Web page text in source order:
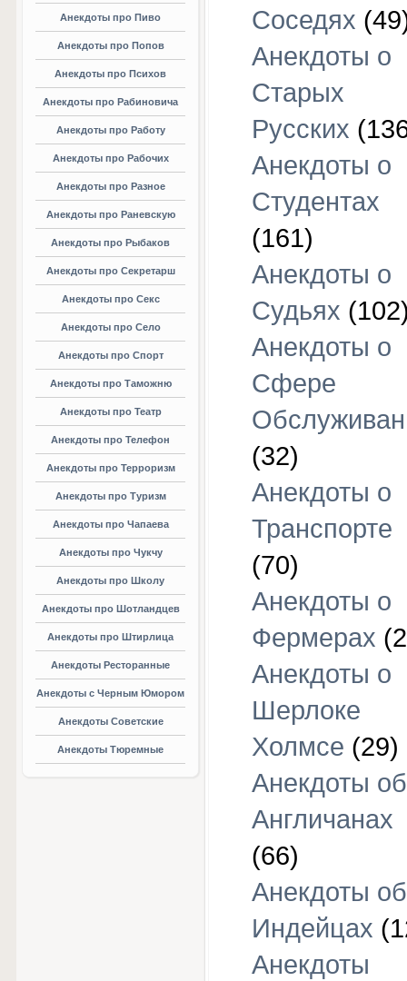
Анекдоты про Пиво
Анекдоты про Попов
Анекдоты про Психов
Анекдоты про Рабиновича
Анекдоты про Работу
Анекдоты про Рабочих
Анекдоты про Разное
Анекдоты про Раневскую
Анекдоты про Рыбаков
Анекдоты про Секретарш
Анекдоты про Секс
Анекдоты про Село
Анекдоты про Спорт
Анекдоты про Таможню
Анекдоты про Театр
Анекдоты про Телефон
Анекдоты про Терроризм
Анекдоты про Туризм
Анекдоты про Чапаева
Анекдоты про Чукчу
Анекдоты про Школу
Анекдоты про Шотландцев
Анекдоты про Штирлица
Анекдоты Ресторанные
Анекдоты с Черным Юмором
Анекдоты Советские
Анекдоты Тюремные
Соседях
Анекдоты о
Старых
Русских
Анекдоты о
Студентах
(161)
Анекдоты о
Судьях
Анекдоты о
Сфере
(32)
Анекдоты о
Транспорте
(70)
Анекдоты о
Фермерах
Анекдоты о
Шерлоке
Холмсе (29)
Анекдоты об
Англичанах
(66)
Анекдоты об
Индейцах
Анекдоты